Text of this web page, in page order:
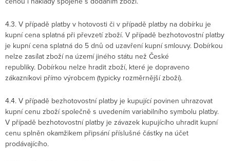
4.3. V případě platby v hotovosti či v případě platby na dobírku je
kupní cena splatná při převzetí zboží. V případě bezhotovostní platby
je kupní cena splatná do 5 dnů od uzavření kupní smlouvy. Dobírkou
nelze zasílat zboží na území jiného státu než České
republiky. Dobírkou nelze hradit zboží, které je dopraveno
zákazníkovi přímo výrobcem (typicky rozměrnější zboží).
4.4. V případě bezhotovostní platby je kupující povinen uhrazovat
kupní cenu zboží společně s uvedením variabilního symbolu platby.
V případě bezhotovostní platby je závazek kupujícího uhradit kupní
cenu splněn okamžikem připsání příslušné částky na účet
prodávajícího.